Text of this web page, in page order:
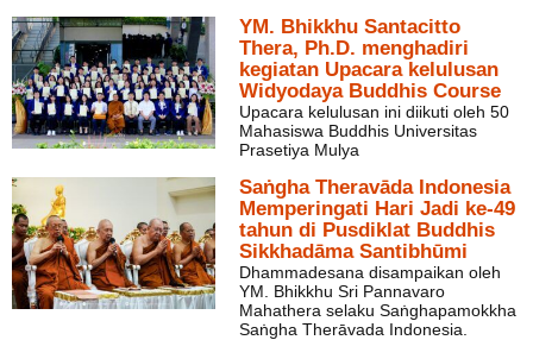
YM. Bhikkhu Santacitto
Thera, Ph.D. menghadiri
kegiatan Upacara kelulusan
Widyodaya Buddhis Course
Upacara kelulusan ini diikuti oleh 50
Mahasiswa Buddhis Universitas
Prasetiya Mulya
Saṅgha Theravāda Indonesia
Memperingati Hari Jadi ke-49
tahun di Pusdiklat Buddhis
Sikkhadāma Santibhūmi
Dhammadesana disampaikan oleh
YM. Bhikkhu Sri Pannavaro
Mahathera selaku Saṅghapamokkha
Saṅgha Therāvada Indonesia.